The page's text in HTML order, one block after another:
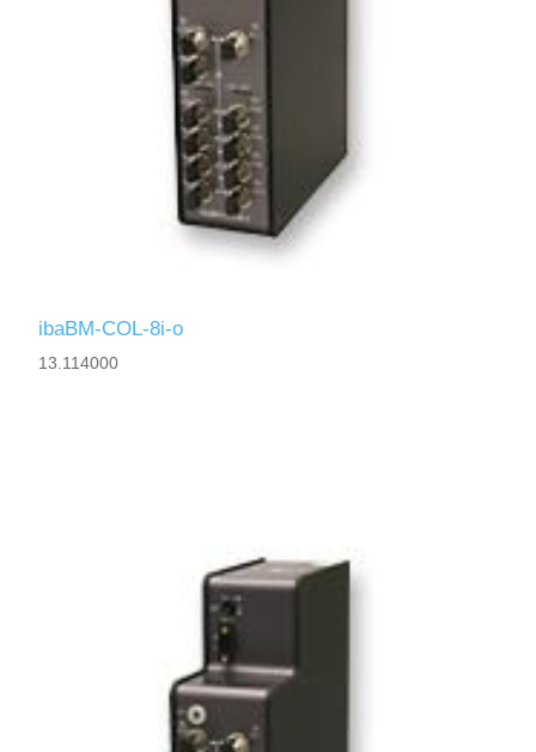
ibaBM-COL-8i-o
13.114000